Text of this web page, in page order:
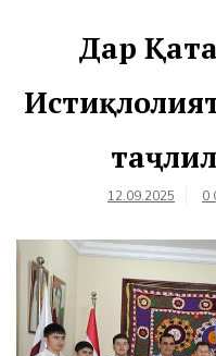
Дар
12.09.2025 0